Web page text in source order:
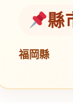
縣
福岡縣